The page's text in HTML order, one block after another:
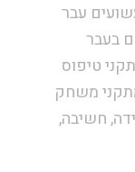
עבר
בעבר
טיפוס
מתקני משחק
חשיבה,